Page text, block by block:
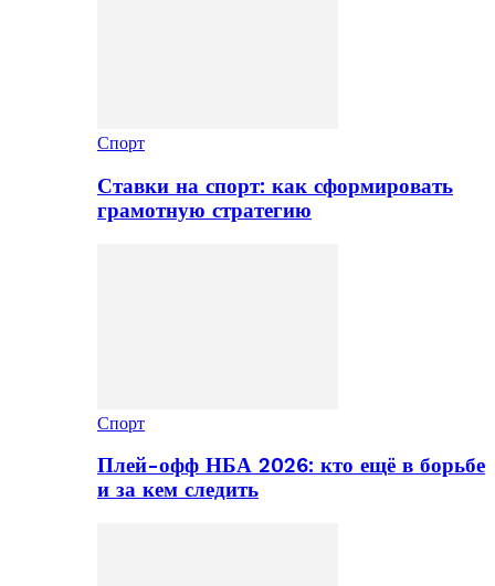
Спорт
Ставки на спорт: как сформировать
грамотную стратегию
Спорт
Плей-офф НБА 2026: кто ещё в борьбе
и за кем следить